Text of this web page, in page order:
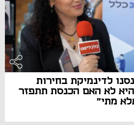
לדינמיקת בחירות
לא האם הכנסת תתפזר
מתי"